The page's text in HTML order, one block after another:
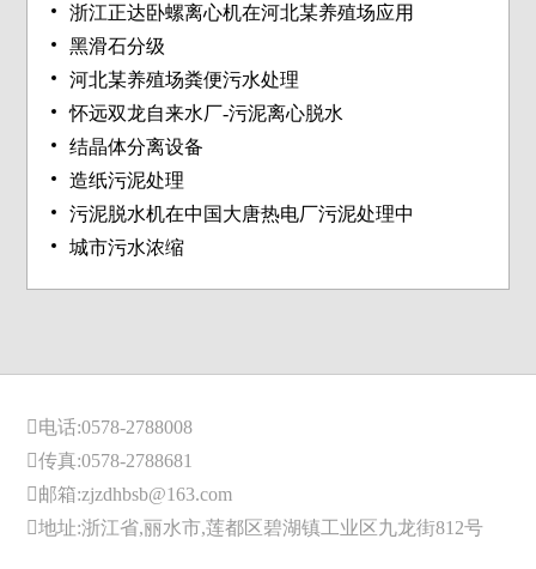
浙江正达卧螺离心机在河北某养殖场应用
黑滑石分级
河北某养殖场粪便污水处理
怀远双龙自来水厂-污泥离心脱水
结晶体分离设备
造纸污泥处理
污泥脱水机在中国大唐热电厂污泥处理中
城市污水浓缩
电话:0578-2788008
传真:0578-2788681
邮箱:zjzdhbsb@163.com
地址:浙江省,丽水市,莲都区碧湖镇工业区九龙街812号